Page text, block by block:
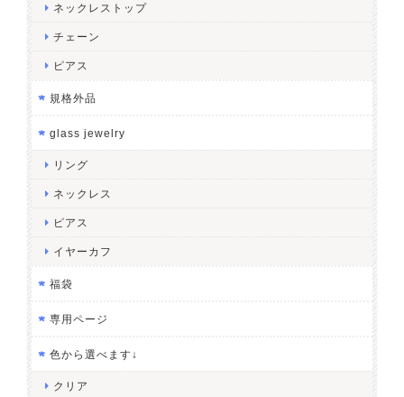
ネックレストップ
チェーン
ピアス
規格外品
glass jewelry
リング
ネックレス
ピアス
イヤーカフ
福袋
専用ページ
色から選べます↓
クリア